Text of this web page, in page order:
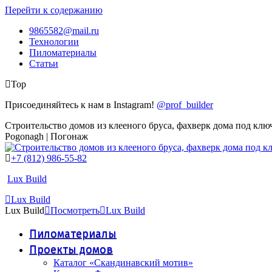
Перейти к содержанию
9865582@mail.ru
Технологии
Пиломатериалы
Статьи
Top
Присоединяйтесь к нам в Instagram! @prof_builder
Строительство домов из клееного бруса, фахверк дома под
Pogonagh | Погонаж
+7 (812) 986-55-82
Lux Build
Lux Build
Lux Build
Посмотреть Lux Build
Пиломатериалы
Проекты домов
Каталог «Скандинавский мотив»